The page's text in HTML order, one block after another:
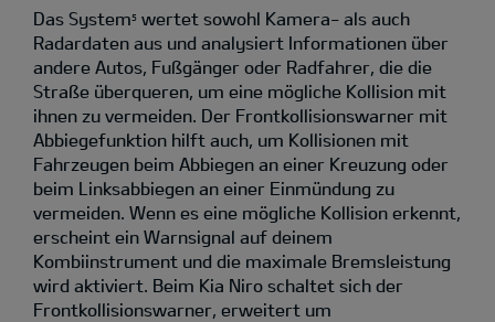
Das System5 wertet sowohl Kamera- als auch
Radardaten aus und analysiert Informationen über
andere Autos, Fußgänger oder Radfahrer, die die
Straße überqueren, um eine mögliche Kollision mit
ihnen zu vermeiden. Der Frontkollisionswarner mit
Abbiegefunktion hilft auch, um Kollisionen mit
Fahrzeugen beim Abbiegen an einer Kreuzung oder
beim Linksabbiegen an einer Einmündung zu
vermeiden. Wenn es eine mögliche Kollision erkennt,
erscheint ein Warnsignal auf deinem
Kombiinstrument und die maximale Bremsleistung
wird aktiviert. Beim Kia Niro schaltet sich der
Frontkollisionswarner, erweitert um